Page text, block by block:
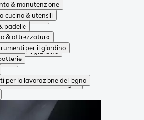
& manutenzione
cucina & utensili
padelle
& attrezzatura
per il giardino
per la lavorazione del legno
& manutenzione
& utensili
attrezzatura
per il giardino
la lavorazione del legno